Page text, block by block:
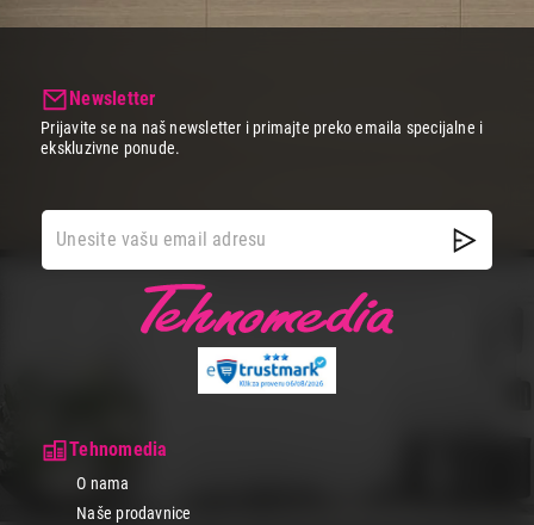
Tehnomedia
O nama
Naše prodavnice
Newsletter
Prijavite se na naš newsletter i primajte preko emaila specijalne i
ekskluzivne ponude.